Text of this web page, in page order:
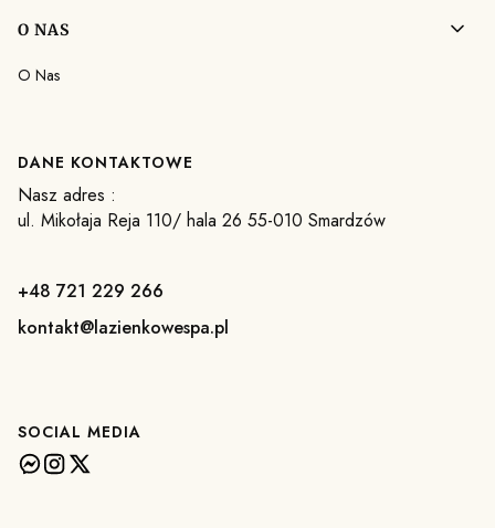
O NAS
O Nas
DANE KONTAKTOWE
Nasz adres :
ul. Mikołaja Reja 110/ hala 26 55-010 Smardzów
+48 721 229 266
kontakt@lazienkowespa.pl
SOCIAL MEDIA